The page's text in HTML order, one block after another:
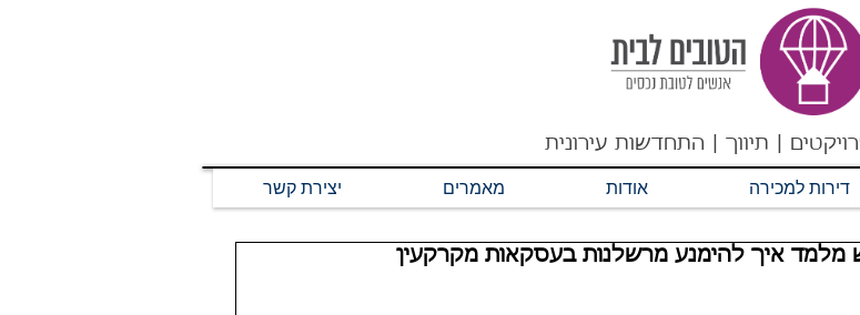
מלמד איך להימנע מרשלנות בעסקאות מקרקעין
יצירת קשר מאמרים אודות דירות למכירה
| תיווך | התחדשות עירונית